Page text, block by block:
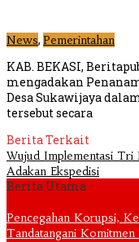
News, Pemerintahan
KAB. BEKASI,
mengadakan
Desa Sukawijaya
tersebut secara
Berita Terkait
Wujud Implementasi Tri
Adakan Ekspedisi
Berita Utama
Pencegahan Korupsi,
Tandatangani Komitmen